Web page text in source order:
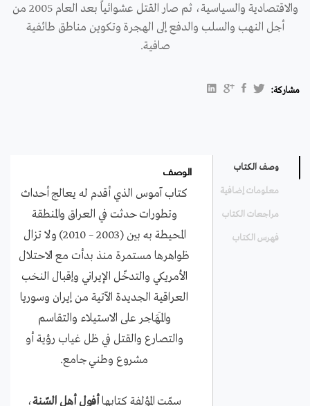
والاقتصادية والسياسية، ثم صار القتل عشوائياً بعد العام 2005 من
أجل النهب والسلب والدفع إلى الهجرة وتكوين مناطق طائفية
صافية.
مشاركة:
وصف الكتاب
معلومات إضافية
مراجعات الكتاب
فهرس الكتاب
الوصف
كتاب آموس الذي أقدم له يعالج أحداث
وتطورات حدثت في العراق والمنطقة
المحيطة به بين (2003 – 2010) ولا تزال
ظواهرها مستمرة منذ بدأت مع الاحتلال
الأمريكي والتدخّل الإيراني وإقبال النخب
العراقية الجديدة الآتية من إيران وسوريا
والمَهَاجر على الاستيلاء والتقاسم
والتصارع والقتل في ظل غياب رؤية أو
مشروع وطني جامع.
سمّت المؤلفة كتابهاأفول أهل السّنة،